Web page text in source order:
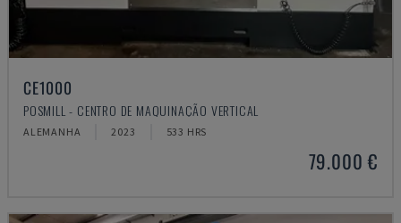
CE1000
POSMILL - CENTRO DE MAQUINAÇÃO VERTICAL
ALEMANHA 2023 533 HRS
79.000 €